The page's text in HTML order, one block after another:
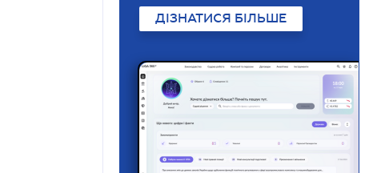
ДІЗНАТИСЯ БІЛЬШЕ